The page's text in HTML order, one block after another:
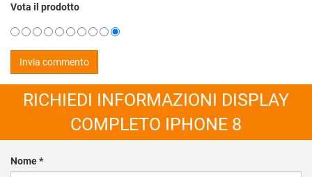
Vota il prodotto
RICHIEDI INFORMAZIONI DISPLAY
COMPLETO IPHONE 8
Nome*